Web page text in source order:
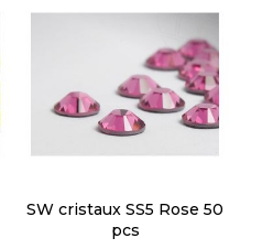
SW cristaux SS5 Rose 50
pcs